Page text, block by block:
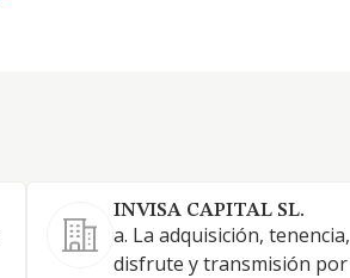
INVISA CAPITAL SL.
a. La adquisición, tenencia,
disfrute y transmisión por